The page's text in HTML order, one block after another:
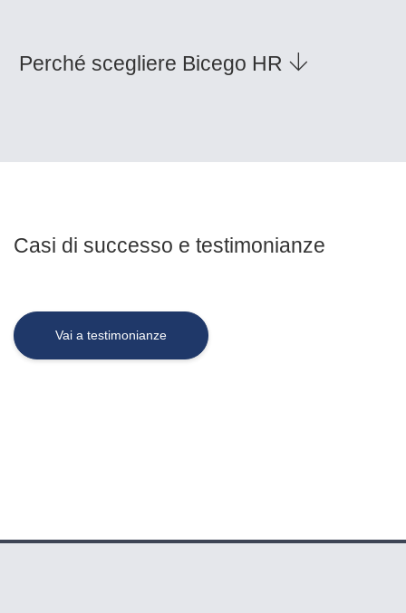
Perché scegliere Bicego HR
Casi di successo e testimonianze
Vai a testimonianze